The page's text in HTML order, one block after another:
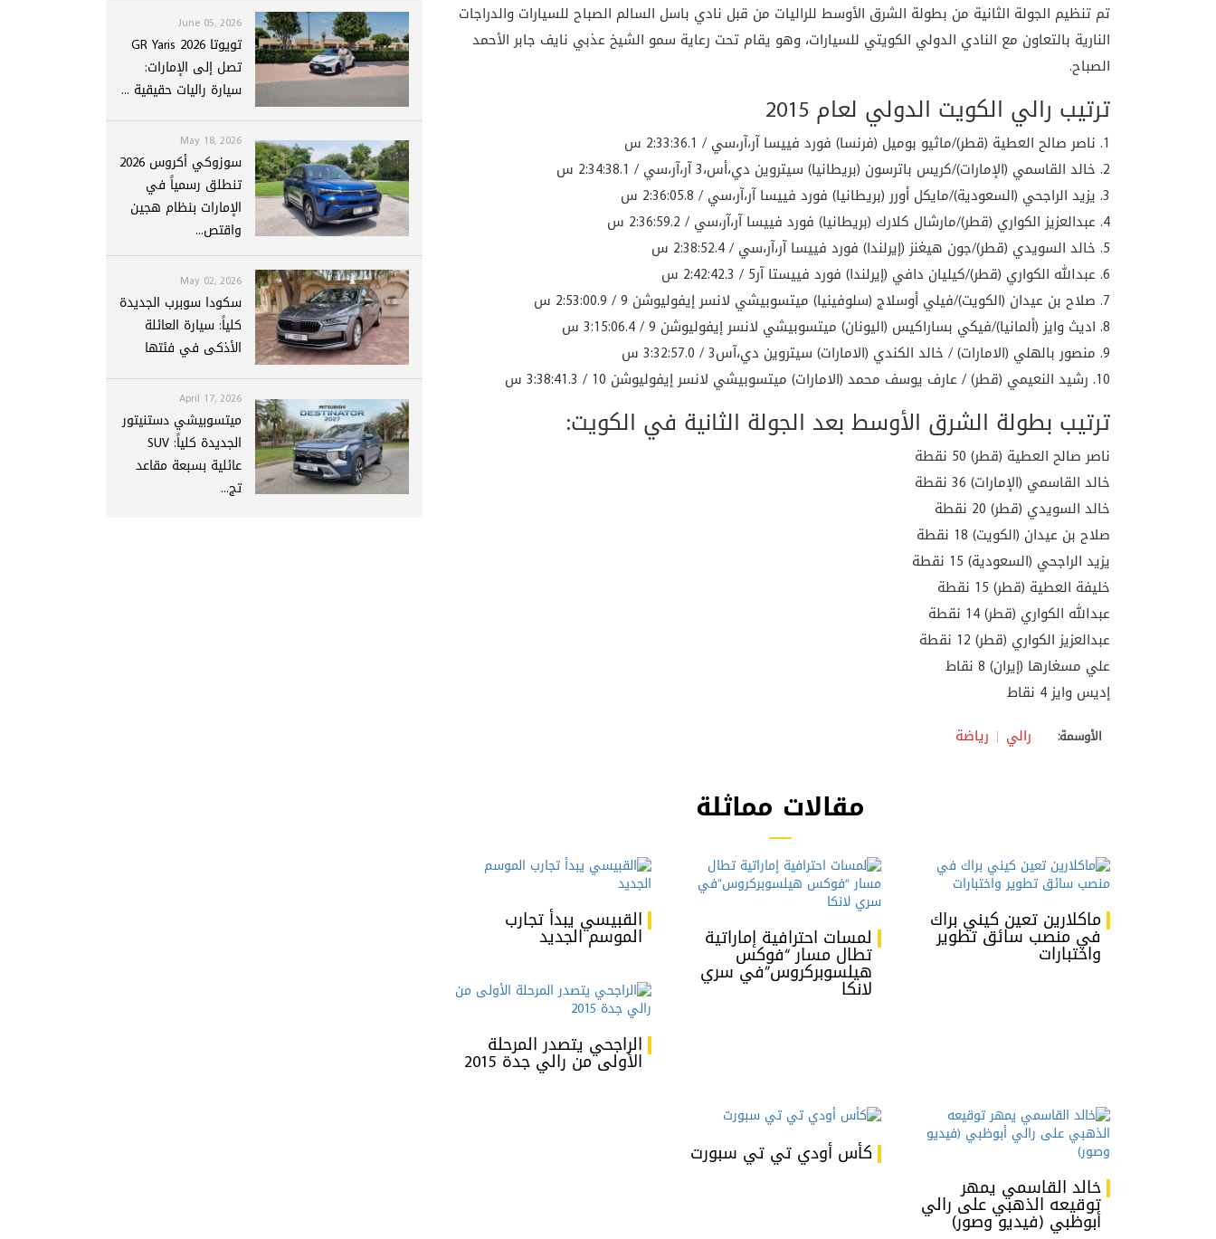
تم تنظيم الجولة الثانية من بطولة الشرق الأوسط للراليات من قبل نادي باسل السالم الصباح للسيارات والدراجات
النارية بالتعاون مع النادي الدولي الكويتي للسيارات، وهو يقام تحت رعاية سمو الشيخ عذبي نايف جابر الأحمد
الصباح.
ترتيب رالي الكويت الدولي لعام 2015
1. ناصر صالح العطية (قطر)/ماثيو بوميل (فرنسا) فورد فييسا آر،آر،سي / 2:33:36.1 س
2. خالد القاسمي (الإمارات)/كريس باترسون (بريطانيا) سيتروين دي،أس،3 آر،آر،سي / 2:34:38.1 س
3. يزيد الراجحي (السعودية)/مايكل أورر (بريطانيا) فورد فييسا آر،آر،سي / 2:36:05.8 س
4. عبدالعزيز الكواري (قطر)/مارشال كلارك (بريطانيا) فورد فييسا آر،آر،سي / 2:36:59.2 س
5. خالد السويدي (قطر)/جون هيغنز (إيرلندا) فورد فييسا آر،آر،سي / 2:38:52.4 س
6. عبدالله الكواري (قطر)/كيليان دافي (إيرلندا) فورد فييستا آر5 / 2:42:42.3 س
7. صلاح بن عيدان (الكويت)/فيلي أوسلاج (سلوفينيا) ميتسوبيشي لانسر إيفوليوشن 9 / 2:53:00.9 س
8. اديث وايز (ألمانيا)/فيكي بساراكيس (اليونان) ميتسوبيشي لانسر إيفوليوشن 9 / 3:15:06.4 س
9. منصور بالهلي (الامارات) / خالد الكندي (الامارات) سيتروين دي،آس3 / 3:32:57.0 س
10. رشيد النعيمي (قطر) / عارف يوسف محمد (الامارات) ميتسوبيشي لانسر إيفوليوشن 10 / 3:38:41.3 س
ترتيب بطولة الشرق الأوسط بعد الجولة الثانية في الكويت:
ناصر صالح العطية (قطر) 50 نقطة
خالد القاسمي (الإمارات) 36 نقطة
خالد السويدي (قطر) 20 نقطة
صلاح بن عيدان (الكويت) 18 نقطة
يزيد الراجحي (السعودية) 15 نقطة
خليفة العطية (قطر) 15 نقطة
عبدالله الكواري (قطر) 14 نقطة
عبدالعزيز الكواري (قطر) 12 نقطة
علي مسغارها (إيران) 8 نقاط
إديس وايز 4 نقاط
الأوسمة: رالي رياضة
مقالات مماثلة
ماكلارين تعين كيني براك
في منصب سائق تطوير
واختبارات
لمسات احترافية إماراتية
تطال مسار “فوكس
هيلسوبركروس”في سري
لانكا
القبيسي يبدأ تجارب
الموسم الجديد
الراجحي يتصدر المرحلة
الأولى من رالي جدة 2015
خالد القاسمي يمهر
توقيعه الذهبي على رالي
أبوظبي (فيديو وصور)
كأس أودي تي تي سبورت
June 05, 2026
تويوتا GR Yaris 2026
تصل إلى الإمارات:
سيارة راليات حقيقية ...
May 18, 2026
سوزوكي أكروس 2026
تنطلق رسمياً في
الإمارات بنظام هجين
واقتص...
May 02, 2026
سكودا سوبرب الجديدة
كلياً: سيارة العائلة
الأذكى في فئتها
April 17, 2026
ميتسوبيشي دستنيتور
الجديدة كلياً: SUV
عائلية بسبعة مقاعد
تج...